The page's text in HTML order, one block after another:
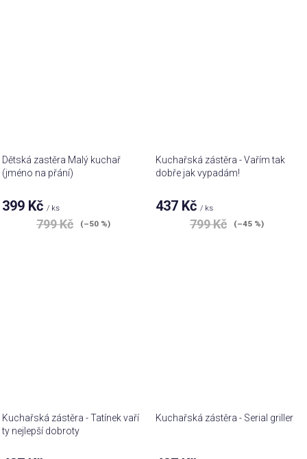
Dětská zastěra Malý kuchař
(jméno na přání)
399 Kč/ ks
799 Kč (–50 %)
Kuchařská zástěra - Vařím tak
dobře jak vypadám!
437 Kč/ ks
799 Kč (–45 %)
Kuchařská zástěra - Tatínek vaří
ty nejlepší dobroty
Kuchařská zástěra - Serial griller